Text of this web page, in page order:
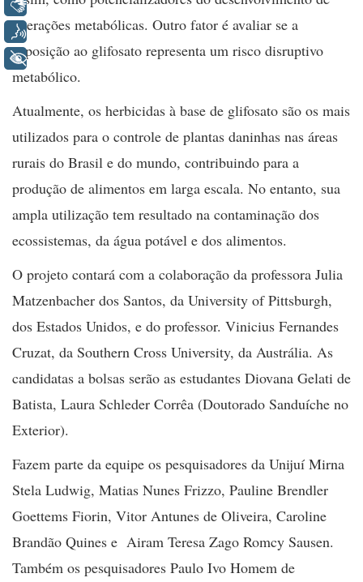
alterações metabólicas. Outro fator é avaliar se a
exposição ao glifosato representa um risco disruptivo
metabólico.
Atualmente, os herbicidas à base de glifosato são os mais
utilizados para o controle de plantas daninhas nas áreas
rurais do Brasil e do mundo, contribuindo para a
produção de alimentos em larga escala. No entanto, sua
ampla utilização tem resultado na contaminação dos
ecossistemas, da água potável e dos alimentos.
O projeto contará com a colaboração da professora Julia
Matzenbacher dos Santos, da University of Pittsburgh,
dos Estados Unidos, e do professor. Vinicius Fernandes
Cruzat, da Southern Cross University, da Austrália. As
candidatas a bolsas serão as estudantes Diovana Gelati de
Batista, Laura Schleder Corrêa (Doutorado Sanduíche no
Exterior).
Fazem parte da equipe os pesquisadores da Unijuí Mirna
Stela Ludwig, Matias Nunes Frizzo, Pauline Brendler
Goettems Fiorin, Vitor Antunes de Oliveira, Caroline
Brandão Quines e Airam Teresa Zago Romcy Sausen.
Também os pesquisadores Paulo Ivo Homem de
Libras
Voz
+ Acessibilidade